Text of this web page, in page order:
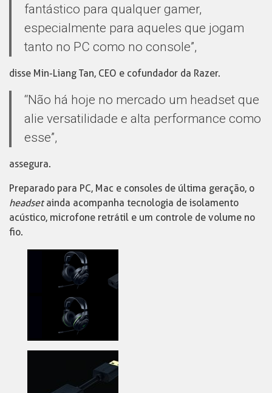
fantástico para qualquer gamer,
especialmente para aqueles que jogam
tanto no PC como no console”,
disse Min-Liang Tan, CEO e cofundador da Razer.
“Não há hoje no mercado um headset que
alie versatilidade e alta performance como
esse”,
assegura.
Preparado para PC, Mac e consoles de última geração, o
headsetainda acompanha tecnologia de isolamento
acústico, microfone retrátil e um controle de volume no
fio.